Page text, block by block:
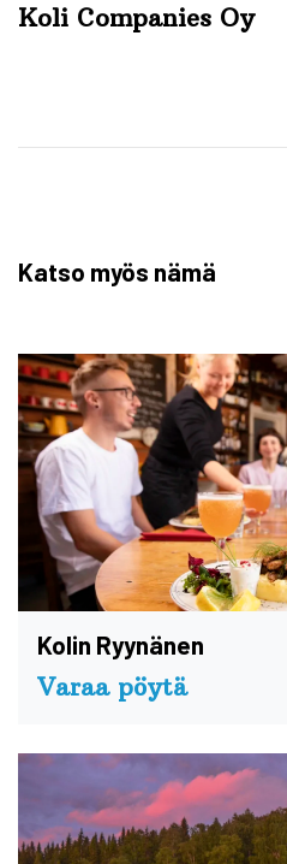
Koli Companies Oy
Katso myös nämä
Kolin Ryynänen
Varaa pöytä